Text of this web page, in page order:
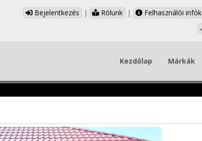
Bejelentkezés | Rólunk | Felhasználói infók
Kezdőlap Márkák